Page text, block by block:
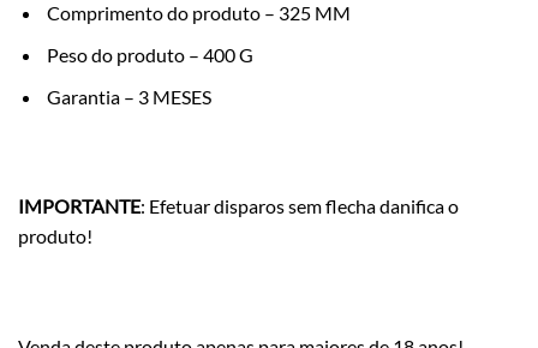
Comprimento do produto – 325 MM
Peso do produto – 400 G
Garantia – 3 MESES
IMPORTANTE: Efetuar disparos sem flecha danifica o
produto!